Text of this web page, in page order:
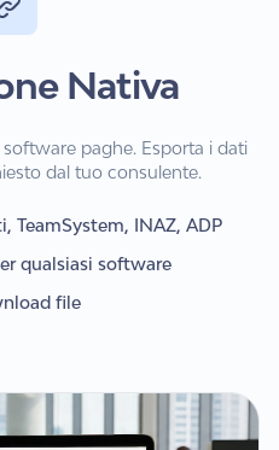
Nativa
paghe. Esporta i dati
dal tuo consulente.
TeamSystem, INAZ, ADP
qualsiasi software
file